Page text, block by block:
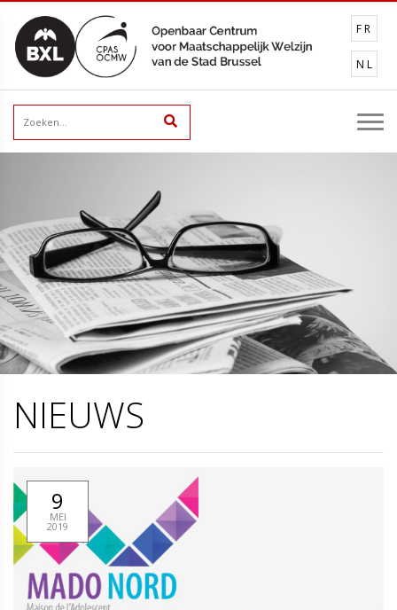
FR
NL
NIEUWS
9
MEI
2019